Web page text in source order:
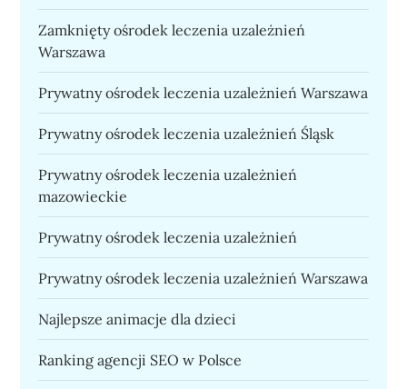
Zamknięty ośrodek leczenia uzależnień
Warszawa
Prywatny ośrodek leczenia uzależnień Warszawa
Prywatny ośrodek leczenia uzależnień Śląsk
Prywatny ośrodek leczenia uzależnień
mazowieckie
Prywatny ośrodek leczenia uzależnień
Prywatny ośrodek leczenia uzależnień Warszawa
Najlepsze animacje dla dzieci
Ranking agencji SEO w Polsce